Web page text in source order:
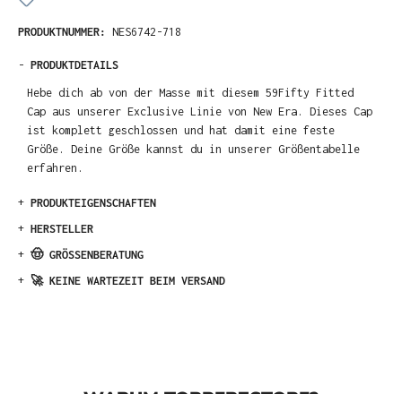
PRODUKTNUMMER: NES6742-718
- PRODUKTDETAILS
Hebe dich ab von der Masse mit diesem 59Fifty Fitted
Cap aus unserer Exclusive Linie von New Era. Dieses Cap
ist komplett geschlossen und hat damit eine feste
Größe. Deine Größe kannst du in unserer Größentabelle
erfahren.
+ PRODUKTEIGENSCHAFTEN
+ HERSTELLER
+ 🤠 GRÖSSENBERATUNG
+ 🚀 KEINE WARTEZEIT BEIM VERSAND